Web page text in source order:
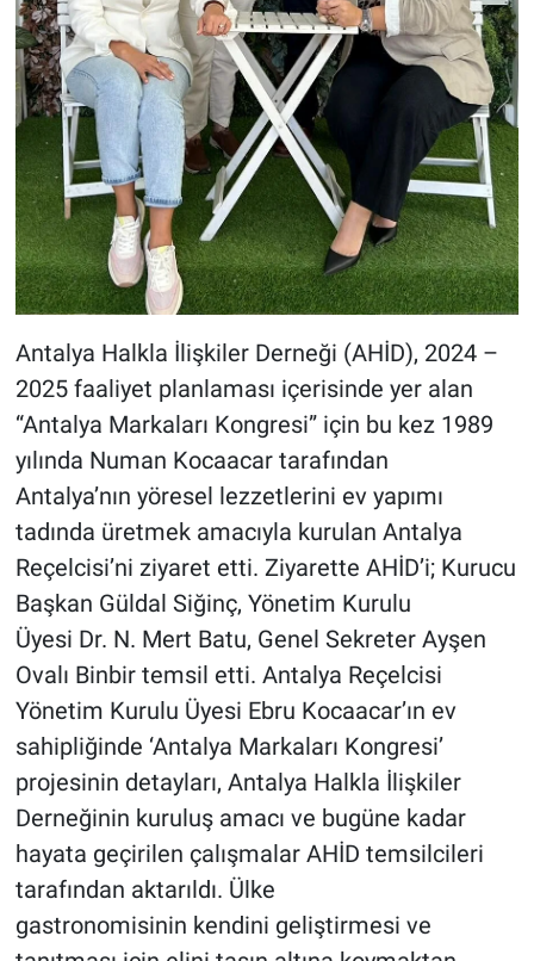
Antalya Halkla İlişkiler Derneği (AHİD), 2024 –
2025 faaliyet planlaması içerisinde yer alan
“Antalya Markaları Kongresi” için bu kez 1989
yılında Numan Kocaacar tarafından
Antalya’nın yöresel lezzetlerini ev yapımı
tadında üretmek amacıyla kurulan Antalya
Reçelcisi’ni ziyaret etti. Ziyarette AHİD’i; Kurucu
Başkan Güldal Siğinç, Yönetim Kurulu
Üyesi Dr. N. Mert Batu, Genel Sekreter Ayşen
Ovalı Binbir temsil etti. Antalya Reçelcisi
Yönetim Kurulu Üyesi Ebru Kocaacar’ın ev
sahipliğinde ‘Antalya Markaları Kongresi’
projesinin detayları, Antalya Halkla İlişkiler
Derneğinin kuruluş amacı ve bugüne kadar
hayata geçirilen çalışmalar AHİD temsilcileri
tarafından aktarıldı. Ülke
gastronomisinin kendini geliştirmesi ve